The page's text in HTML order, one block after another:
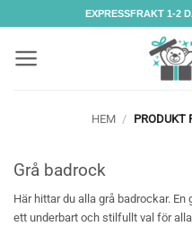
to
EXPRESSFRAKT 1-2
HEM / PRODUKT
Grå badrock
Här hittar du alla grå badrockar.
ett underbart och stilfullt val för